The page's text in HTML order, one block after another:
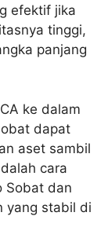
efektif jika
tinggi,
panjang
ke dalam
dapat
aset sambil
cara
Sobat dan
yang stabil di